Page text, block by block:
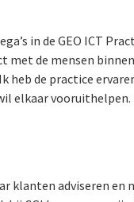
in de GEO ICT
met de mensen
de practice
elkaar
klanten adviseren